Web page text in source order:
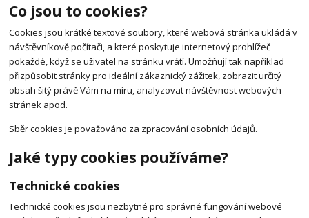
Co jsou to cookies?
Cookies jsou krátké textové soubory, které webová stránka ukládá v
návštěvníkově počítači, a které poskytuje internetový prohlížeč
pokaždé, když se uživatel na stránku vrátí. Umožňují tak například
přizpůsobit stránky pro ideální zákaznický zážitek, zobrazit určitý
obsah šitý právě Vám na míru, analyzovat návštěvnost webových
stránek apod.
Sběr cookies je považováno za zpracování osobních údajů.
Jaké typy cookies používáme?
Technické cookies
Technické cookies jsou nezbytné pro správné fungování webové